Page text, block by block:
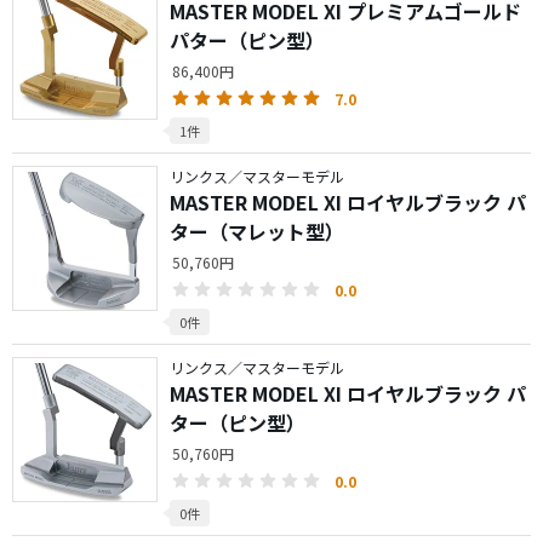
MASTER MODEL XI プレミアムゴールド
パター（ピン型）
86,400円
7.0
1件
リンクス／マスターモデル
MASTER MODEL XI ロイヤルブラック パ
ター（マレット型）
50,760円
0.0
0件
リンクス／マスターモデル
MASTER MODEL XI ロイヤルブラック パ
ター（ピン型）
50,760円
0.0
0件